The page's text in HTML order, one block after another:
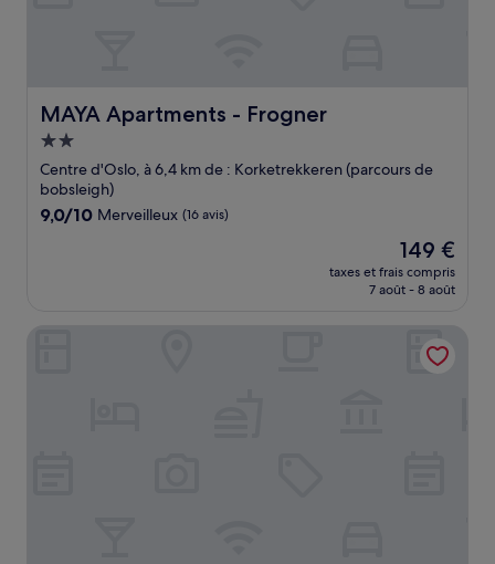
MAYA Apartments - Frogner
MAYA Apartments - Frogner
Hébergement
2.0 étoiles
Centre d'Oslo, à 6,4 km de : Korketrekkeren (parcours de
bobsleigh)
9.0
9,0/10 Merveilleux (16 avis)
Le
nouveau
prix
de
149 €
149 €
taxes et frais compris
7 août - 8 août